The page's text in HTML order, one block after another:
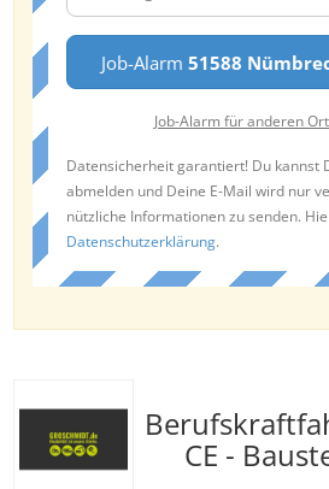
Job-Alarm 51588
Job-Alarm für anderen
Datensicherheit garantiert! Du kannst
abmelden und Deine E-Mail wird nur
nützliche Informationen zu senden.
Datenschutzerklärung.
CE -